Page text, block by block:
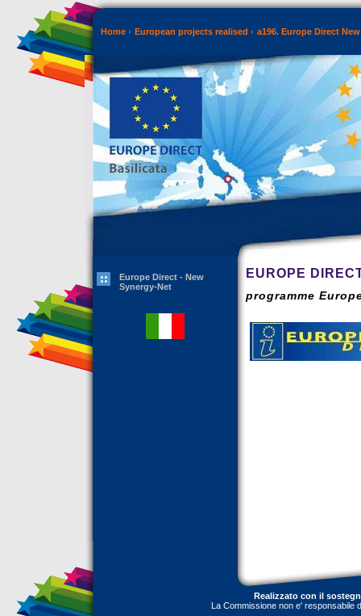
Home European projects realised a196. Europe Direct
Europe Direct - New
Synergy-Net
EUROPE
programme
Realizzato con il
La Commissione non e' responsabile